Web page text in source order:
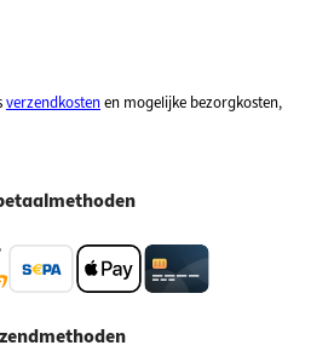
verzendkostenen mogelijke bezorgkosten,